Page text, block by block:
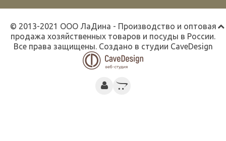
© 2013-2021 ООО ЛаДина - Производство и оптовая
продажа хозяйственных товаров и посуды в России.
Все права защищены. Создано в студии CaveDesign